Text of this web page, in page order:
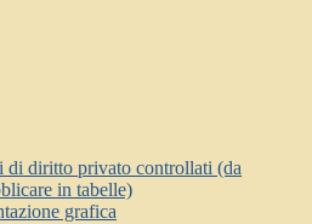
di diritto privato controllati (da
in tabelle)
grafica